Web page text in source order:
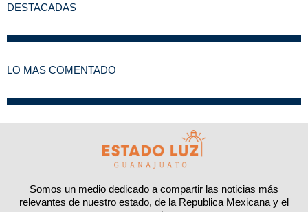
DESTACADAS
LO MAS COMENTADO
Somos un medio dedicado a compartir las noticias más
relevantes de nuestro estado, de la Republica Mexicana y el